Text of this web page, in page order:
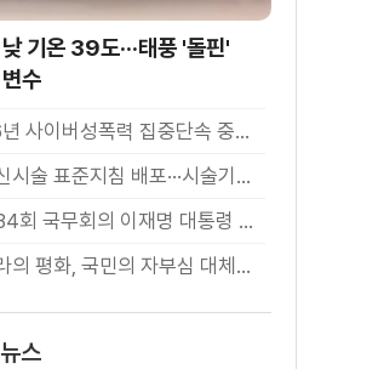
기온 39도···태풍 '돌핀'
수
'26년 사이버성폭력 집중단속 중간성과 발표···향후 추진계획은?
문신시술 표준지침 배포···시술기구, 일회용 사용 후 폐기
제34회 국무회의 이재명 대통령 모두발언
나라의 평화, 국민의 자부심 대체불가 대한민국 이재명 대통령 모두말씀
스